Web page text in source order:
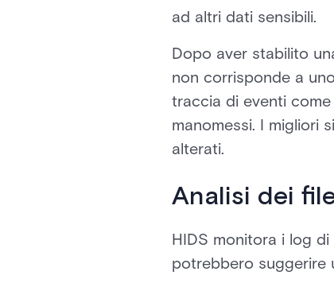
ad altri dati sensibili.
Dopo aver stabilito
non corrisponde a
traccia di eventi
manomessi. I migliori
alterati.
Analisi dei
HIDS monitora i log
potrebbero suggerire